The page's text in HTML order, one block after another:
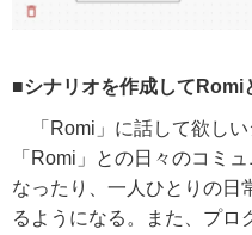
■シナリオを作成してRomi
「 Romi 」に話して欲し
「 Romi 」との日々のコミ
なったり、一人ひとりの日
るようになる。また、プロ